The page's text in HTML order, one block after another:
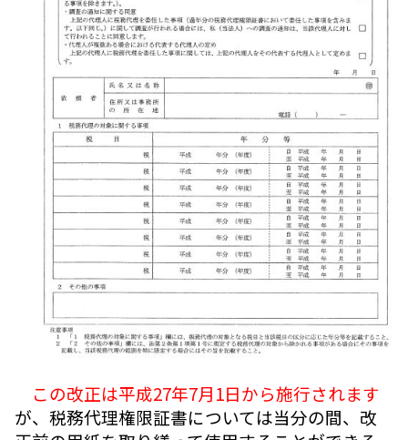
この改正は平成27年7月1日から施行されます
が、税務代理権限証書については当分の間、改